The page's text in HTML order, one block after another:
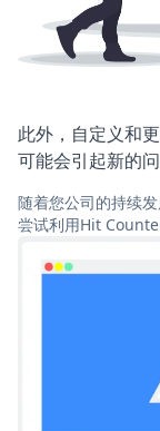
此外，自定义和
可能会引起新的问
随着您公司的持续
尝试利用Hit